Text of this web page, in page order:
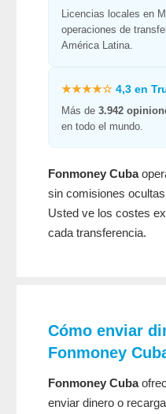
Licencias locales en
operaciones de
América Latina.
★★★★☆ 4,3 en
Más de 3.942
en todo el mundo.
Fonmoney Cuba
sin comisiones
Usted ve los costes
cada transferencia.
Cómo enviar
Fonmoney
Fonmoney Cuba
enviar dinero o